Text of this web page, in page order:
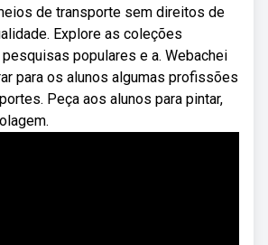
de transporte sem direitos de
Explore as coleções
populares e a. Webachei
para os alunos algumas profissões
Peça aos alunos para pintar,